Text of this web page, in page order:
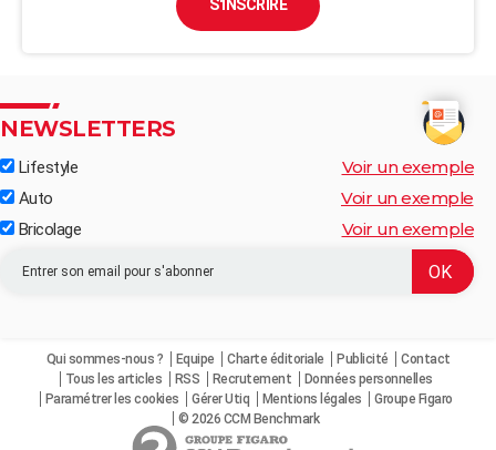
S'INSCRIRE
NEWSLETTERS
Lifestyle Voir un exemple
Auto Voir un exemple
Bricolage Voir un exemple
Qui sommes-nous ? Equipe Charte éditoriale Publicité
Contact
Tous les articles
RSS Recrutement
Données personnelles
Paramétrer les cookies
Gérer Utiq Mentions légales
Groupe Figaro
© 2026 CCM Benchmark